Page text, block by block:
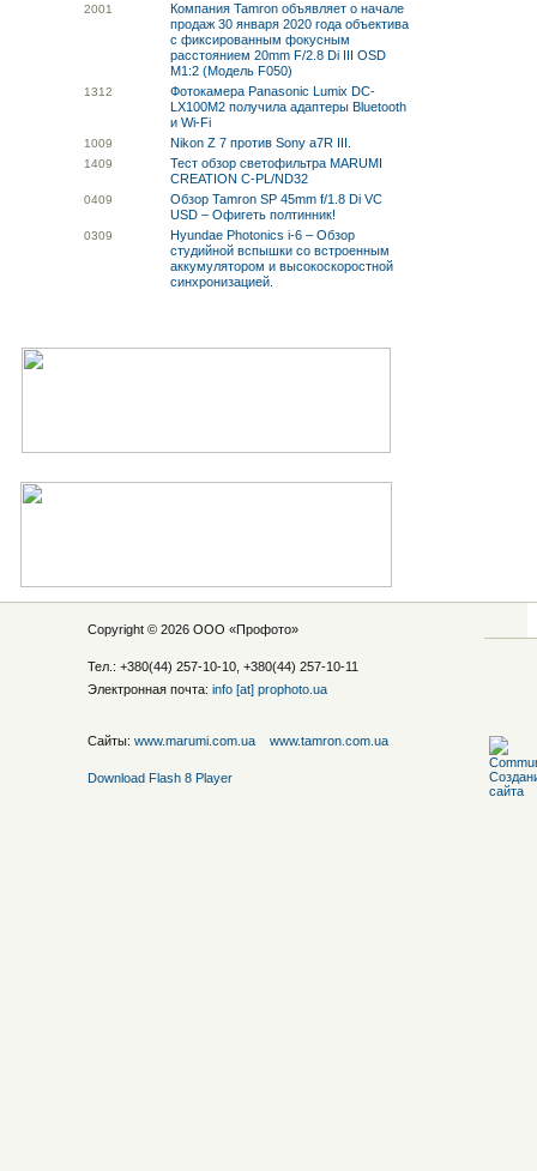
2001
Компания Tamron объявляет о начале
продаж 30 января 2020 года объектива
с фиксированным фокусным
расстоянием 20mm F/2.8 Di III OSD
M1:2 (Модель F050)
1312
Фотокамера Panasonic Lumix DC-
LX100M2 получила адаптеры Bluetooth
и Wi-Fi
1009 Nikon Z 7 против Sony a7R III.
1409
Тест обзор светофильтра MARUMI
CREATION C-PL/ND32
0409
Обзор Tamron SP 45mm f/1.8 Di VC
USD – Офигеть полтинник!
0309
Hyundae Photonics i-6 – Обзор
студийной вспышки со встроенным
аккумулятором и высокоскоростной
синхронизацией.
Copyright © 2026 ООО «Профото»
Тел.: +380(44) 257-10-10, +380(44) 257-10-11
Электронная почта: info [at] prophoto.ua
Сайты: www.marumi.com.ua www.tamron.com.ua
Download Flash 8 Player